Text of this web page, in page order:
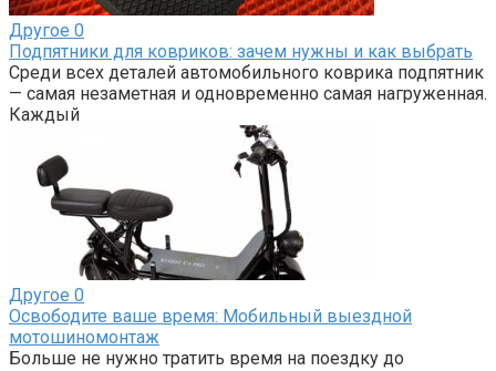
Другое 0
Подпятники для ковриков: зачем нужны и как выбрать
Среди всех деталей автомобильного коврика подпятник
— самая незаметная и одновременно самая нагруженная.
Каждый
Другое 0
Освободите ваше время: Мобильный выездной
мотошиномонтаж
Больше не нужно тратить время на поездку до